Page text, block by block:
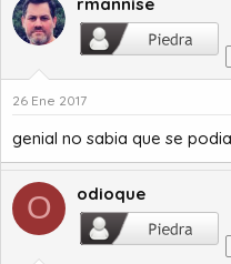
26 Ene 2017
genial no sabia que se
O odioque